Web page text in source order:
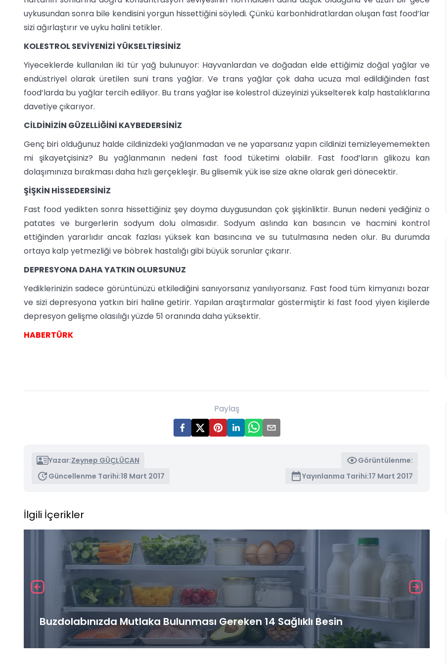
uykusundan sonra bile kendisini yorgun hissettiğini söyledi. Çünkü karbonhidratlardan oluşan fast food’lar
sizi ağırlaştırır ve uyku halini tetikler.
KOLESTROL SEVİYENİZİ YÜKSELTİRSİNİZ
Yiyeceklerde kullanılan iki tür yağ bulunuyor: Hayvanlardan ve doğadan elde ettiğimiz doğal yağlar ve
endüstriyel olarak üretilen suni trans yağlar. Ve trans yağlar çok daha ucuza mal edildiğinden fast
food’larda bu yağlar tercih ediliyor. Bu trans yağlar ise kolestrol düzeyinizi yükselterek kalp hastalıklarına
davetiye çıkarıyor.
CİLDİNİZİN GÜZELLİĞİNİ KAYBEDERSİNİZ
Genç biri olduğunuz halde cildinizdeki yağlanmadan ve ne yaparsanız yapın cildinizi temizleyememekten
mi şikayetçisiniz? Bu yağlanmanın nedeni fast food tüketimi olabilir. Fast food’ların glikozu kan
dolaşımınıza bırakması daha hızlı gerçekleşir. Bu glisemik yük ise size akne olarak geri dönecektir.
ŞİŞKİN HİSSEDERSİNİZ
Fast food yedikten sonra hissettiğiniz şey doyma duygusundan çok şişkinliktir. Bunun nedeni yediğiniz o
patates ve burgerlerin sodyum dolu olmasıdır. Sodyum aslında kan basıncın ve hacmini kontrol
ettiğinden yararlıdır ancak fazlası yüksek kan basıncına ve su tutulmasına neden olur. Bu durumda
ortaya kalp yetmezliği ve böbrek hastalığı gibi büyük sorunlar çıkarır.
DEPRESYONA DAHA YATKIN OLURSUNUZ
Yediklerinizin sadece görüntünüzü etkilediğini sanıyorsanız yanılıyorsanız. Fast food tüm kimyanızı bozar
ve sizi depresyona yatkın biri haline getirir. Yapılan araştırmalar göstermiştir ki fast food yiyen kişilerde
depresyon gelişme olasılığı yüzde 51 oranında daha yüksektir.
HABERTÜRK
Paylaş
Yazar:Zeynep GÜÇLÜCAN
Görüntülenme:
Güncellenme Tarihi:18 Mart 2017 Yayınlanma Tarihi:17 Mart 2017
İlgili İçerikler
Buzdolabınızda Mutlaka Bulunması Gereken 14 Sağlıklı Besin